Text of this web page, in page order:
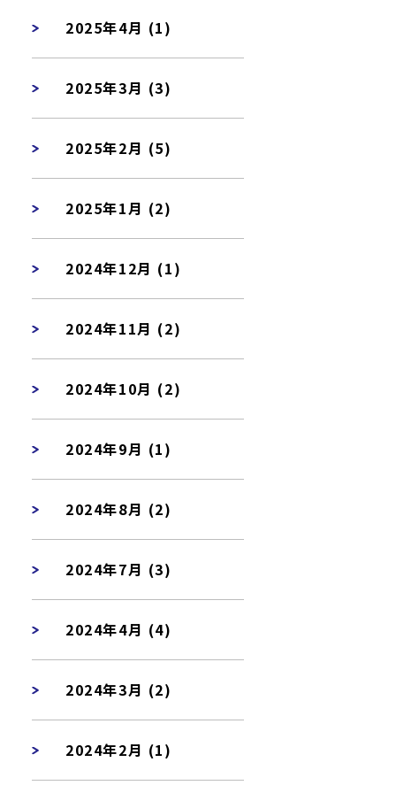
2025年4月 (1)
2025年3月 (3)
2025年2月 (5)
2025年1月 (2)
2024年12月 (1)
2024年11月 (2)
2024年10月 (2)
2024年9月 (1)
2024年8月 (2)
2024年7月 (3)
2024年4月 (4)
2024年3月 (2)
2024年2月 (1)